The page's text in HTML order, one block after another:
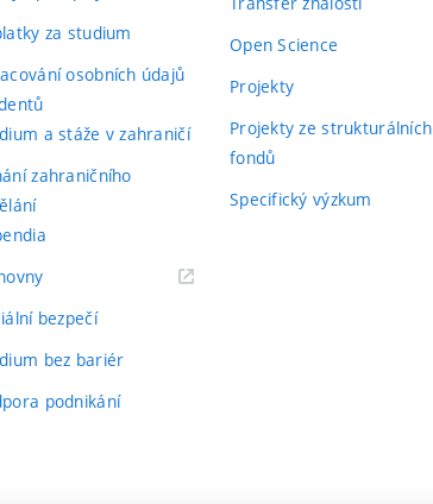
za studium
osobních údajů
a stáže v zahraničí
zahraničního
(externí
bezpečí
bez bariér
podnikání
Open Science
Projekty
Projekty ze strukturálních
fondů
Specifický výzkum